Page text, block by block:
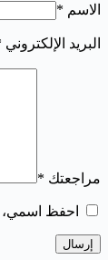
الاسم *
البريد الإلكتروني
مراجعتك *
احفظ اسمي،
إرسال